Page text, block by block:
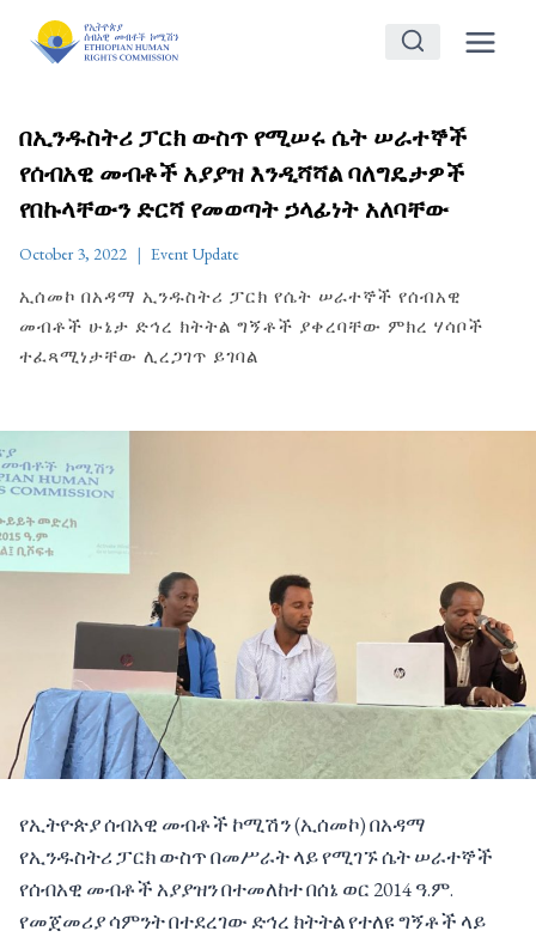
በኢንዱስትሪ ፓርክ ውስጥ የሚሠሩ ሴት ሠራተኞች
የሰብአዊ መብቶች አያያዝ እንዲሻሻል ባለግዴታዎች
የበኩላቸውን ድርሻ የመወጣት ኃላፊነት አለባቸው
October 3, 2022 Event Update
ኢሰመኮ በአዳማ ኢንዱስትሪ ፓርክ የሴት ሠራተኞች የሰብአዊ
መብቶች ሁኔታ ድኅረ ክትትል ግኝቶች ያቀረባቸው ምክረ ሃሳቦች
ተፈጻሚነታቸው ሊረጋገጥ ይገባል
የኢትዮጵያ ሰብአዊ መብቶች ኮሚሽን (ኢሰመኮ) በአዳማ
የኢንዱስትሪ ፓርክ ውስጥ በመሥራት ላይ የሚገኙ ሴት ሠራተኞች
የሰብአዊ መብቶች አያያዝን በተመለከተ በሰኔ ወር 2014 ዓ.ም.
የመጀመሪያ ሳምንት በተደረገው ድኅረ ክትትል የተለዩ ግኝቶች ላይ